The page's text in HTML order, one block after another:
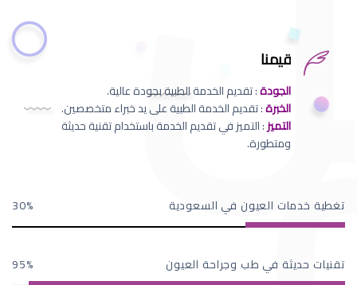
قيمنا
الجودة: تقديم الخدمة الطبية بجودة عالية.
الخبرة: تقديم الخدمة الطبية على يد خبراء متخصصين.
التميز: التميز في تقديم الخدمة باستخدام تقنية حديثة
ومتطورة.
تغطية خدمات العيون في السعودية 30
تقنيات حديثة في طب وجراحة العيون 95